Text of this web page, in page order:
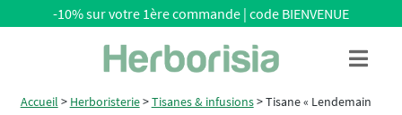
navigation
-10% sur votre 1ère commande | code BIENVENUE
Menu
Accueil > Herboristerie>Tisanes & infusions>Tisane « Lendemain